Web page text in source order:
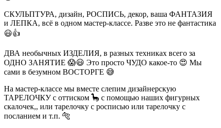
СКУЛЬПТУРА, дизайн, РОСПИСЬ, декор, ваша ФАНТАЗИЯ
и ЛЕПКА, всё в одном мастер-классе. Разве это не фантастика
😃👍 ⠀
ДВА необычных ИЗДЕЛИЯ, в разных техниках всего за
ОДНО ЗАНЯТИЕ 😱😃 Это просто ЧУДО какое-то 😍 Мы
сами в безумном ВОСТОРГЕ 😅 ⠀
На мастер-классе мы вместе слепим дизайнерскую
ТАРЕЛОЧКУ с оттиском 🦕 с помощью наших фигурных
скалочек,, или тарелочку с росписью или тарелочку с
посланием и т.п. 🐅 ⠀